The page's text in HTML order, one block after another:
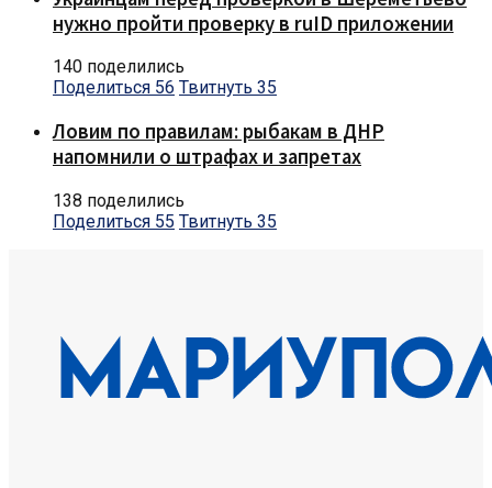
нужно пройти проверку в ruID приложении
140 поделились
Поделиться 56 Твитнуть 35
Ловим по правилам: рыбакам в ДНР
напомнили о штрафах и запретах
138 поделились
Поделиться 55 Твитнуть 35